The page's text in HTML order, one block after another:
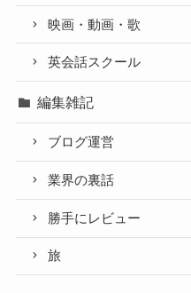
映画・動画・歌
英会話スクール
編集雑記
ブログ運営
業界の裏話
勝手にレビュー
旅